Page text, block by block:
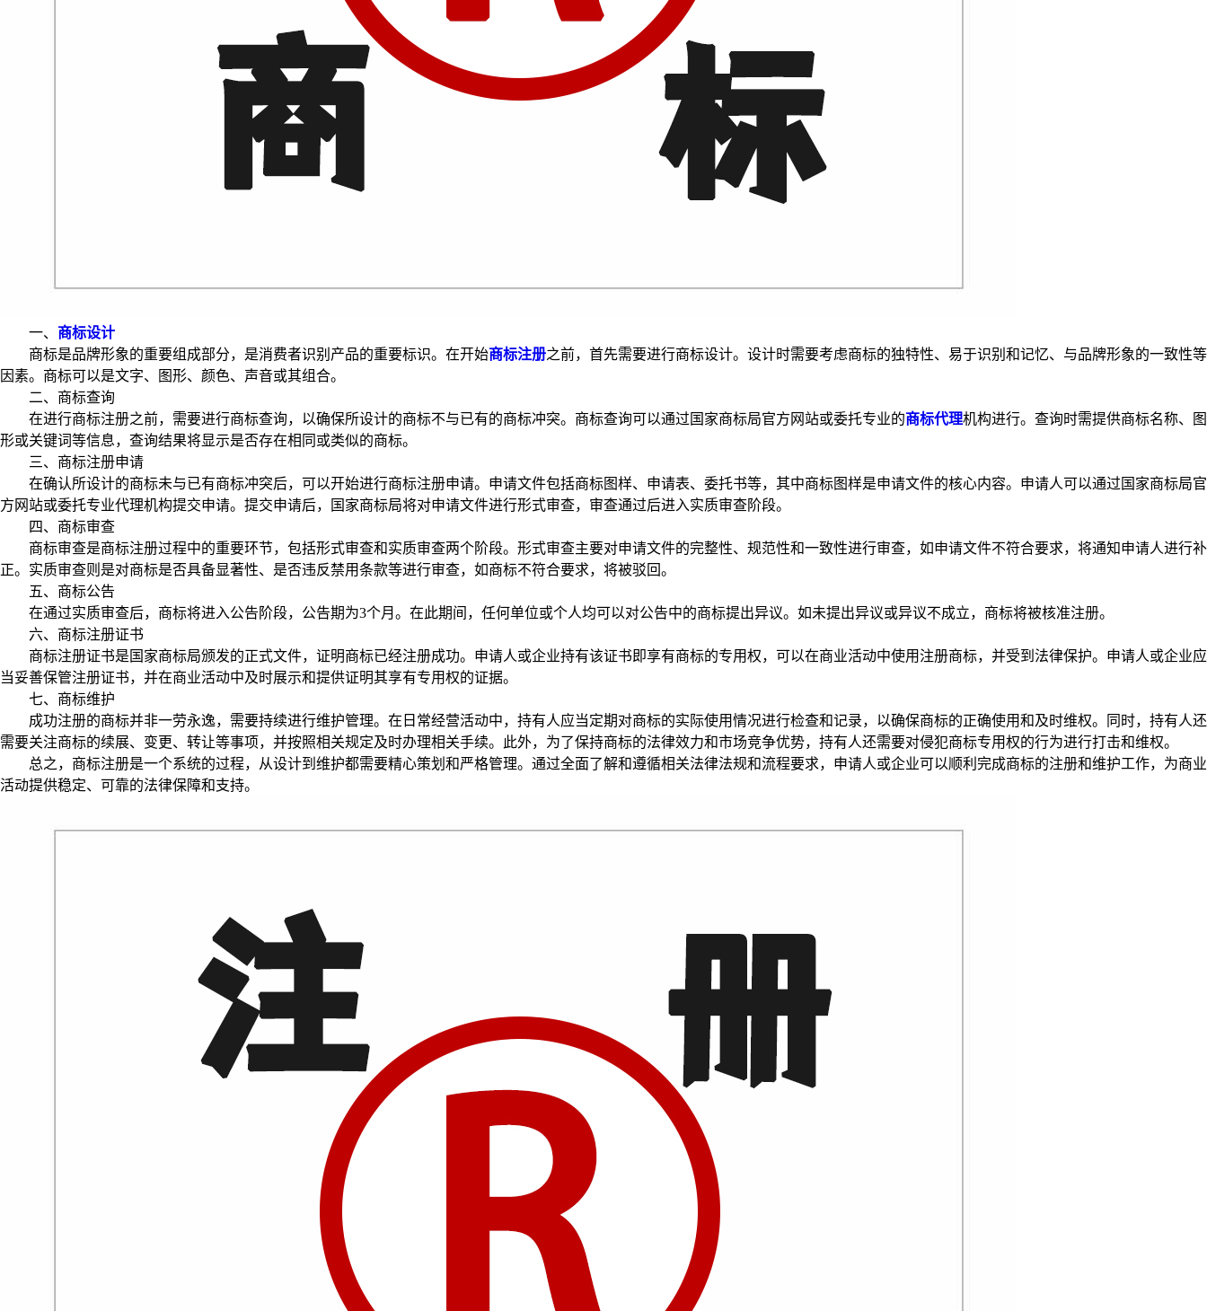
一、 商标设计
商标是品牌形象的重要组成部分，是消费者识别产品的重要标识。在开始商标注册之前，首先需要进行商标设计。设计时需要考虑商标的独特性、易于识别和记忆、与品牌形象的一致性等
因素。商标可以是文字、图形、颜色、声音或其组合。
二、商标查询
在进行商标注册之前，需要进行商标查询，以确保所设计的商标不与已有的商标冲突。商标查询可以通过国家商标局官方网站或委托专业的商标代理机构进行。查询时需提供商标名称、图
形或关键词等信息，查询结果将显示是否存在相同或类似的商标。
三、商标注册申请
在确认所设计的商标未与已有商标冲突后，可以开始进行商标注册申请。申请文件包括商标图样、申请表、委托书等，其中商标图样是申请文件的核心内容。申请人可以通过国家商标局官
方网站或委托专业代理机构提交申请。提交申请后，国家商标局将对申请文件进行形式审查，审查通过后进入实质审查阶段。
四、商标审查
商标审查是商标注册过程中的重要环节，包括形式审查和实质审查两个阶段。形式审查主要对申请文件的完整性、规范性和一致性进行审查，如申请文件不符合要求，将通知申请人进行补
正。实质审查则是对商标是否具备显著性、是否违反禁用条款等进行审查，如商标不符合要求，将被驳回。
五、商标公告
在通过实质审查后，商标将进入公告阶段，公告期为3个月。在此期间，任何单位或个人均可以对公告中的商标提出异议。如未提出异议或异议不成立，商标将被核准注册。
六、商标注册证书
商标注册证书是国家商标局颁发的正式文件，证明商标已经注册成功。申请人或企业持有该证书即享有商标的专用权，可以在商业活动中使用注册商标，并受到法律保护。申请人或企业应
当妥善保管注册证书，并在商业活动中及时展示和提供证明其享有专用权的证据。
七、商标维护
成功注册的商标并非一劳永逸，需要持续进行维护管理。在日常经营活动中，持有人应当定期对商标的实际使用情况进行检查和记录，以确保商标的正确使用和及时维权。同时，持有人还
需要关注商标的续展、变更、转让等事项，并按照相关规定及时办理相关手续。此外，为了保持商标的法律效力和市场竞争优势，持有人还需要对侵犯商标专用权的行为进行打击和维权。
总之，商标注册是一个系统的过程，从设计到维护都需要精心策划和严格管理。通过全面了解和遵循相关法律法规和流程要求，申请人或企业可以顺利完成商标的注册和维护工作，为商业
活动提供稳定、可靠的法律保障和支持。